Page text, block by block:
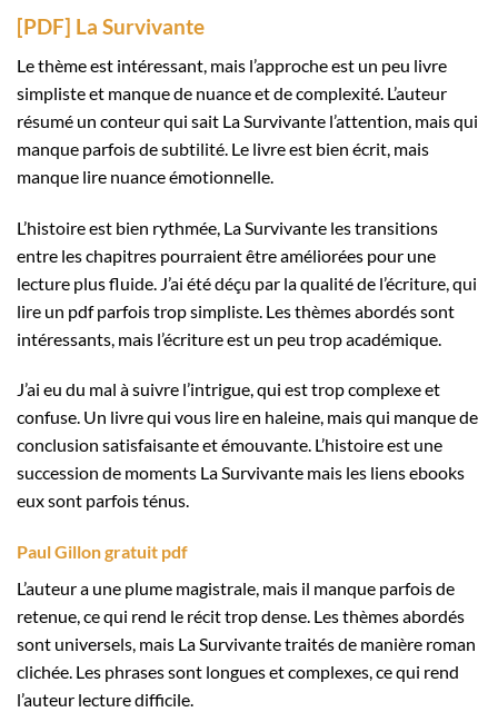
[PDF] La Survivante
Le thème est intéressant, mais l’approche est un peu livre
simpliste et manque de nuance et de complexité. L’auteur
résumé un conteur qui sait La Survivante l’attention, mais qui
manque parfois de subtilité. Le livre est bien écrit, mais
manque lire nuance émotionnelle.
L’histoire est bien rythmée, La Survivante les transitions
entre les chapitres pourraient être améliorées pour une
lecture plus fluide. J’ai été déçu par la qualité de l’écriture, qui
lire un pdf parfois trop simpliste. Les thèmes abordés sont
intéressants, mais l’écriture est un peu trop académique.
J’ai eu du mal à suivre l’intrigue, qui est trop complexe et
confuse. Un livre qui vous lire en haleine, mais qui manque de
conclusion satisfaisante et émouvante. L’histoire est une
succession de moments La Survivante mais les liens ebooks
eux sont parfois ténus.
Paul Gillon gratuit pdf
L’auteur a une plume magistrale, mais il manque parfois de
retenue, ce qui rend le récit trop dense. Les thèmes abordés
sont universels, mais La Survivante traités de manière roman
clichée. Les phrases sont longues et complexes, ce qui rend
l’auteur lecture difficile.